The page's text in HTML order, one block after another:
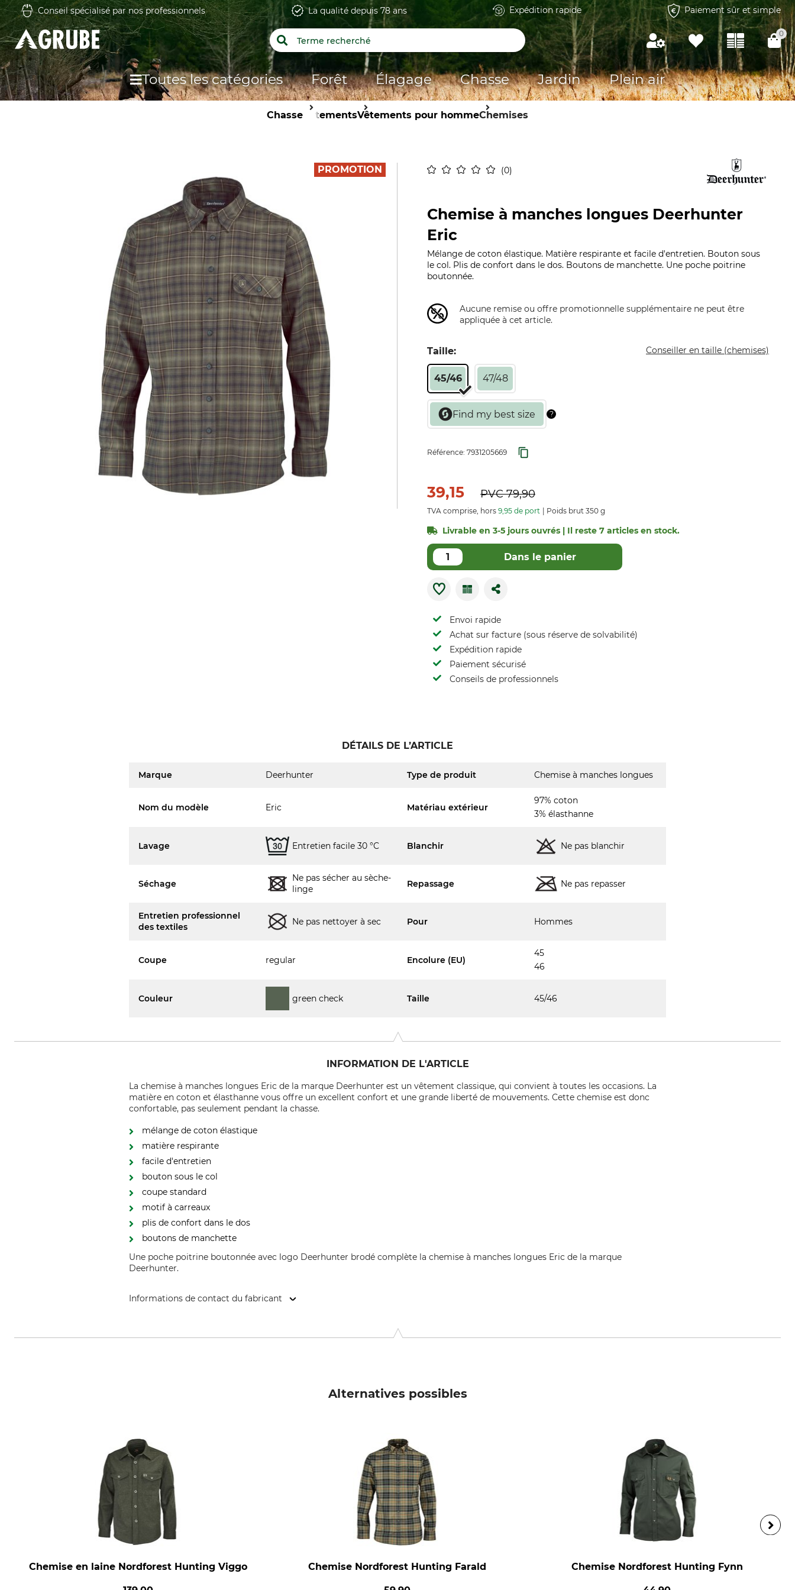
Conseil spécialisé par nos professionnels La qualité depuis 78 ans Expédition rapide Paiement sûr et simple
0
Toutes les catégories Forêt Élagage Chasse Jardin Plein air
Chasse VêtementsVêtements pour hommeChemises
0
PROMOTION
Chemise à manches longues Deerhunter
Eric
Mélange de coton élastique. Matière respirante et facile d'entretien. Bouton sous
le col. Plis de confort dans le dos. Boutons de manchette. Une poche poitrine
boutonnée.
Aucune remise ou offre promotionnelle supplémentaire ne peut être
appliquée à cet article.
Taille: Conseiller en taille (chemises)
45/46 47/48
Référence: 7931205669
39,15 PVC79,90
TVA comprise, hors 9,95 de port Poids brut 350 g
Livrable en 3-5 jours ouvrés | Il reste 7 articles en stock.
Dans le panier
Envoi rapide
Achat sur facture (sous réserve de solvabilité)
Expédition rapide
Paiement sécurisé
Conseils de professionnels
DÉTAILS DE L’ARTICLE
Marque Deerhunter Type de produit Chemise à manches longues
Nom du modèle Eric Matériau extérieur
97% coton
3% élasthanne
Lavage Entretien facile 30 °C Blanchir Ne pas blanchir
Séchage
Ne pas sécher au sèche-
linge
Repassage Ne pas repasser
Entretien professionnel
des textiles
Ne pas nettoyer à sec Pour Hommes
Coupe regular Encolure (EU)
45
46
Couleur green check Taille 45/46
INFORMATION DE L'ARTICLE
La chemise à manches longues Eric de la marque Deerhunter est un vêtement classique, qui convient à toutes les occasions. La
matière en coton et élasthanne vous offre un excellent confort et une grande liberté de mouvements. Cette chemise est donc
confortable, pas seulement pendant la chasse.
mélange de coton élastique
matière respirante
facile d'entretien
bouton sous le col
coupe standard
motif à carreaux
plis de confort dans le dos
boutons de manchette
Une poche poitrine boutonnée avec logo Deerhunter brodé complète la chemise à manches longues Eric de la marque
Deerhunter.
Informations de contact du fabricant
Alternatives possibles
Chemise en laine Nordforest Hunting Viggo Chemise Nordforest Hunting Farald Chemise Nordforest Hunting Fynn